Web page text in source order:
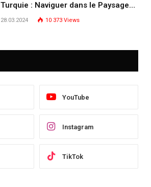
Turquie : Naviguer dans le Paysage
Post-Crise
28.03.2024 10 373 Views
YouTube
Instagram
TikTok